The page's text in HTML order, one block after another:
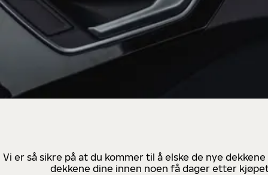
Vi er så sikre på at du kommer til å elske de nye
dekkene dine innen noen få dager etter